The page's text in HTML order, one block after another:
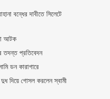
বন্ধের দাবীতে সিলেটে
আটক
তদন্ত প্রতিবেদন
ডন কারাগারে
দুধ দিয়ে গোসল করলেন স্বামী